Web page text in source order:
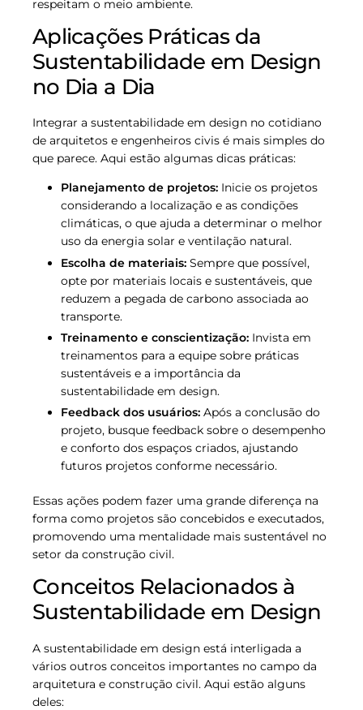
respeitam o meio ambiente.
Aplicações Práticas da
Sustentabilidade em Design
no Dia a Dia
Integrar a sustentabilidade em design no cotidiano
de arquitetos e engenheiros civis é mais simples do
que parece. Aqui estão algumas dicas práticas:
Planejamento de projetos: Inicie os projetos
considerando a localização e as condições
climáticas, o que ajuda a determinar o melhor
uso da energia solar e ventilação natural.
Escolha de materiais: Sempre que possível,
opte por materiais locais e sustentáveis, que
reduzem a pegada de carbono associada ao
transporte.
Treinamento e conscientização: Invista em
treinamentos para a equipe sobre práticas
sustentáveis e a importância da
sustentabilidade em design.
Feedback dos usuários: Após a conclusão do
projeto, busque feedback sobre o desempenho
e conforto dos espaços criados, ajustando
futuros projetos conforme necessário.
Essas ações podem fazer uma grande diferença na
forma como projetos são concebidos e executados,
promovendo uma mentalidade mais sustentável no
setor da construção civil.
Conceitos Relacionados à
Sustentabilidade em Design
A sustentabilidade em design está interligada a
vários outros conceitos importantes no campo da
arquitetura e construção civil. Aqui estão alguns
deles: